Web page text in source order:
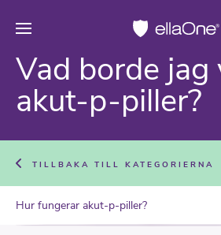
Vad borde jag
akut-p-piller?
TILLBAKA TILL KATEGORIERNA
Hur fungerar akut-p-piller?